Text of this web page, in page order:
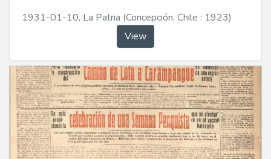
1931-01-10, La Patria (Concepción, Chile : 1923)
View